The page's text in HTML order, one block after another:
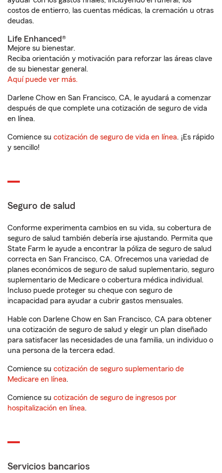
costos de entierro, las cuentas médicas, la cremación u otras
deudas.
Life Enhanced®
Mejore su bienestar.
Reciba orientación y motivación para reforzar las áreas clave
de su bienestar general.
Aquí puede ver más.
Darlene Chow en San Francisco, CA, le ayudará a comenzar
después de que complete una cotización de seguro de vida
en línea.
Comience su cotización de seguro de vida en línea. ¡Es rápido
y sencillo!
Seguro de salud
Conforme experimenta cambios en su vida, su cobertura de
seguro de salud también debería irse ajustando. Permita que
State Farm le ayude a encontrar la póliza de seguro de salud
correcta en San Francisco, CA. Ofrecemos una variedad de
planes económicos de seguro de salud suplementario, seguro
suplementario de Medicare o cobertura médica individual.
Incluso puede proteger su cheque con seguro de
incapacidad para ayudar a cubrir gastos mensuales.
Hable con Darlene Chow en San Francisco, CA para obtener
una cotización de seguro de salud y elegir un plan diseñado
para satisfacer las necesidades de una familia, un individuo o
una persona de la tercera edad.
Comience su cotización de seguro suplementario de
Medicare en línea.
Comience su cotización de seguro de ingresos por
hospitalización en línea.
Servicios bancarios